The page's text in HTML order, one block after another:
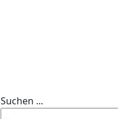
Suchen ...